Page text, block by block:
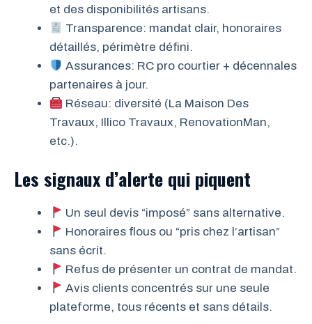
et des disponibilités artisans.
Transparence: mandat clair, honoraires
détaillés, périmètre défini.
Assurances: RC pro courtier + décennales
partenaires à jour.
Réseau: diversité (La Maison Des
Travaux, Illico Travaux, RenovationMan,
etc.).
Les signaux d’alerte qui piquent
Un seul devis “imposé” sans alternative.
Honoraires flous ou “pris chez l’artisan”
sans écrit.
Refus de présenter un contrat de mandat.
Avis clients concentrés sur une seule
plateforme, tous récents et sans détails.